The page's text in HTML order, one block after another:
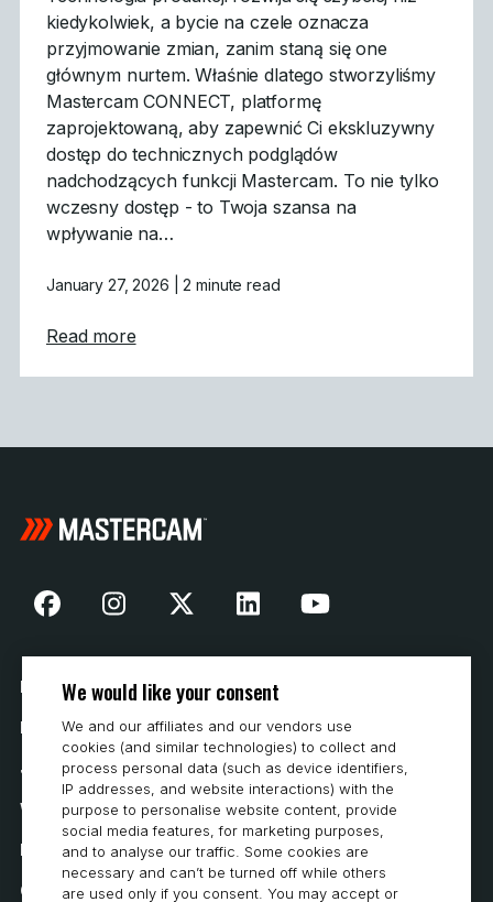
kiedykolwiek, a bycie na czele oznacza
przyjmowanie zmian, zanim staną się one
głównym nurtem. Właśnie dlatego stworzyliśmy
Mastercam CONNECT, platformę
zaprojektowaną, aby zapewnić Ci ekskluzywny
dostęp do technicznych podglądów
nadchodzących funkcji Mastercam. To nie tylko
wczesny dostęp - to Twoja szansa na
wpływanie na…
January 27, 2026 | 2 minute read
Read moreabout Mastercam CONNECT: Wczesny
Nasza historia
Kontakt
Jak kupować
Wymagania systemowe
Prywatność
Oświadczenie o ochronie prywatności
We would like your consent
We and our affiliates and our vendors use
cookies (and similar technologies) to collect and
process personal data (such as device identifiers,
IP addresses, and website interactions) with the
purpose to personalise website content, provide
social media features, for marketing purposes,
and to analyse our traffic. Some cookies are
necessary and can’t be turned off while others
are used only if you consent. You may accept or